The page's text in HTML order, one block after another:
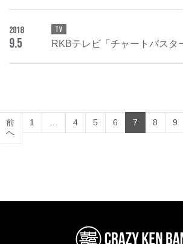
2018
9.5
TV
RKBテレビ「チャートバスタ
前
へ
1 4 5 6 7 (current)
8 9